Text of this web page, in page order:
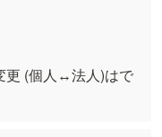
更 (個人↔︎法人)はで